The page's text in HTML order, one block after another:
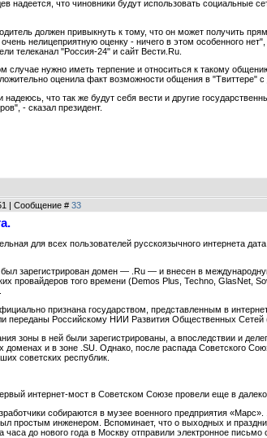
надеется, что чиновники будут использовать социальные
должен привыкнуть к тому, что он может получить
нелицеприятную оценку - ничего в этом особенного
телеканал "Россия-24" и сайт Вести.Ru.
случае нужно иметь терпение и относиться к такому
оценила факт возможности общения в
надеюсь, что так же будут себя вести и другие
- сказал президент.
| Сообщение # 33
для всех пользователей русскоязычного интернета
зарегистрирован домен — .Ru — и внесен в
провайдеров того времени (Demos Plus, Techno, GlasNet,
признана государством, представленным в
переданы Российскому НИИ Развития Общественных
зоны в ней были зарегистрированы, а впоследствии и
и в зоне .SU. Однако, после распада Советского
советских республик.
интернет-мост в Советском Союзе провели еще в
собираются в музее военного предприятия
простым инженером. Вспоминает, что о выходных и
до нового года в Москву отправили электронное